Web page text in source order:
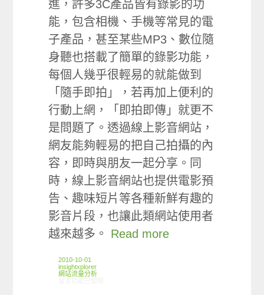
進，許多3C產品皆有錄影的功
能，包含相機、手機等常見的電
子產品，甚至某些MP3、數位隨
身聽也搭載了簡單的錄影功能，
每個人幾乎很輕易的就能做到
「隨手即拍」，若再加上便利的
行動上網，「即拍即傳」就更不
是問題了。透過線上影音網站，
網友能夠輕易的把自己拍攝的內
容，即時與朋友一起分享。同
時，線上影音網站也提供電影預
告、趣味短片等各種新鮮有趣的
影音片段，也讓此類網站使用者
越來越多。 Read more
2010-10-01
insightxplorer
網站流量分析